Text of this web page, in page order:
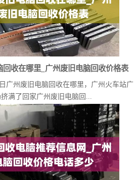
回收在哪里_广州废旧电脑回收价格表
废旧电脑回收在哪里，广州火车站广
满了回家广州废旧电脑回...